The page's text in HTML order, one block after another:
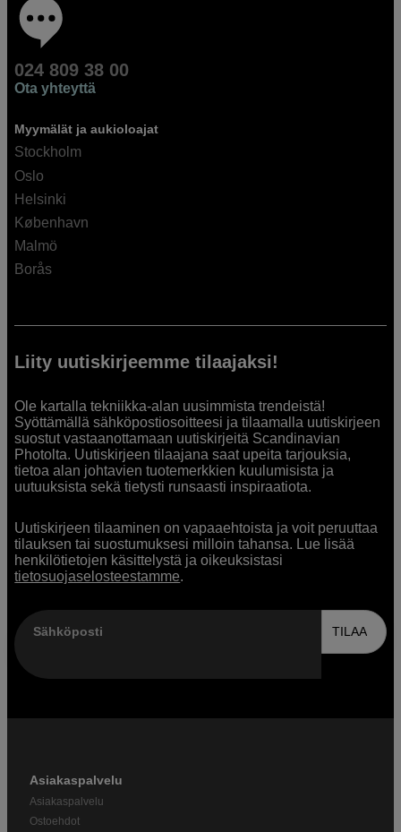
024 809 38 00
Ota yhteyttä
Myymälät ja aukioloajat
Stockholm
Oslo
Helsinki
København
Malmö
Borås
Liity uutiskirjeemme tilaajaksi!
Ole kartalla tekniikka-alan uusimmista trendeistä!
Syöttämällä sähköpostiosoitteesi ja tilaamalla uutiskirjeen
suostut vastaanottamaan uutiskirjeitä Scandinavian
Photolta. Uutiskirjeen tilaajana saat upeita tarjouksia,
tietoa alan johtavien tuotemerkkien kuulumisista ja
uutuuksista sekä tietysti runsaasti inspiraatiota.
Uutiskirjeen tilaaminen on vapaaehtoista ja voit peruuttaa
tilauksen tai suostumuksesi milloin tahansa. Lue lisää
henkilötietojen käsittelystä ja oikeuksistasi
tietosuojaselosteestamme.
Sähköposti TILAA
Asiakaspalvelu
Asiakaspalvelu
Ostoehdot